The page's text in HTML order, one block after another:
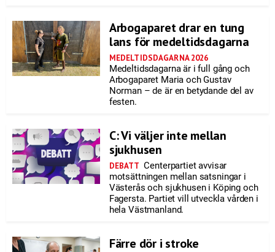
Arbogaparet drar en tung
lans för medeltidsdagarna
MEDELTIDSDAGARNA 2026
Medeltidsdagarna är i full gång och
Arbogaparet Maria och Gustav
Norman – de är en betydande del av
festen.
C: Vi väljer inte mellan
sjukhusen
DEBATT Centerpartiet avvisar
motsättningen mellan satsningar i
Västerås och sjukhusen i Köping och
Fagersta. Partiet vill utveckla vården i
hela Västmanland.
Färre dör i stroke